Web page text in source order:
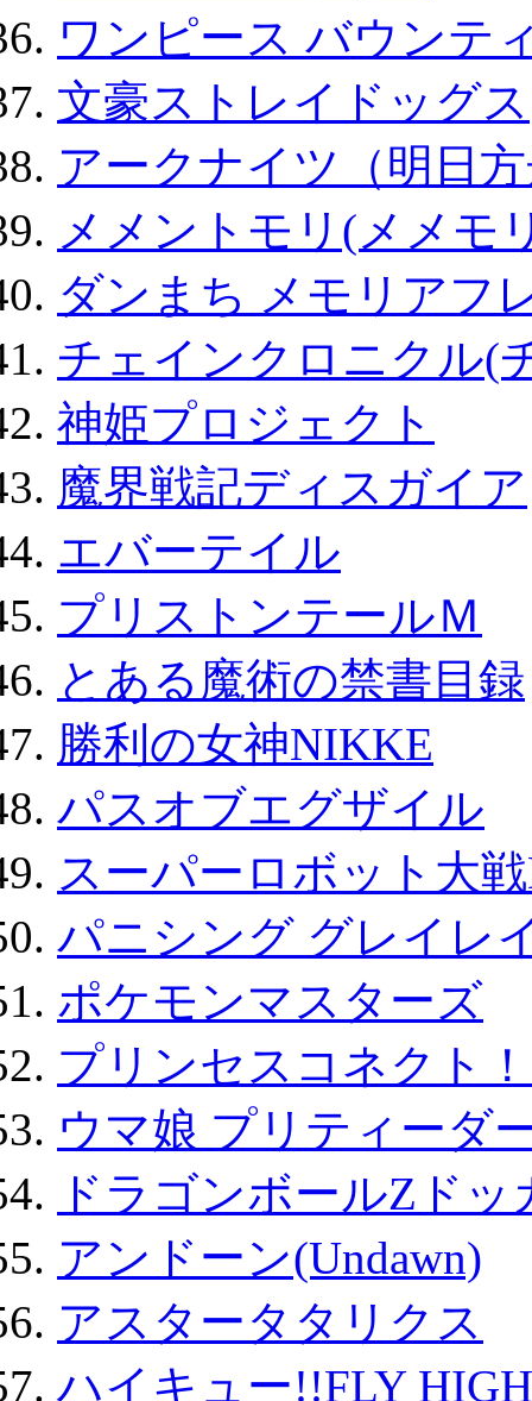
ワンピース バウンテ
文豪ストレイドッグス
アークナイツ（明日
メメントモリ(メメモ
ダンまち メモリアフ
チェインクロニクル(
神姫プロジェクト
魔界戦記ディスガイア
エバーテイル
プリストンテールＭ
とある魔術の禁書目録
勝利の女神NIKKE
パスオブエグザイル
スーパーロボット大
パニシング グレイレ
ポケモンマスターズ
プリンセスコネクト
ウマ娘 プリティーダ
ドラゴンボールZド
アンドーン(Undawn)
アスタータタリクス
ハイキュー!!FLY HIGH